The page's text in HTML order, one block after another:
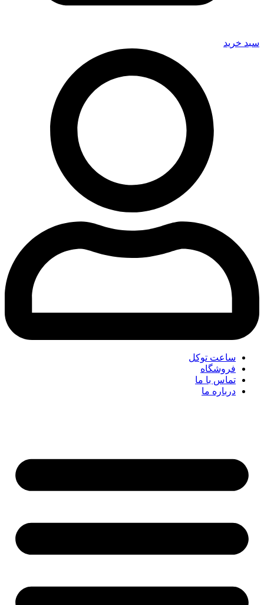
سبد خرید
ساعت توکل
فروشگاه
تماس با ما
درباره ما